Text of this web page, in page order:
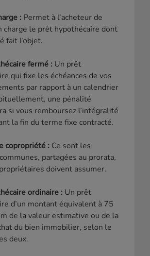
: Permet à l’acheteur de
charge le prêt hypothécaire dont
fait l’objet.
fermé : Un prêt
qui fixe les échéances de vos
par rapport à un calendrier
une pénalité
si vous remboursez l’intégralité
la fin du terme fixe contracté.
copropriété : Ce sont les
partagées au prorata,
doivent assumer.
ordinaire : Un prêt
d’un montant équivalent à 75
de la valeur estimative ou de la
du bien immobilier, selon le
deux.